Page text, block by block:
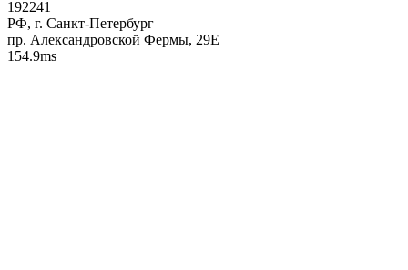
192241
РФ, г. Санкт-Петербург
пр. Александровской Фермы, 29Е
154.9ms